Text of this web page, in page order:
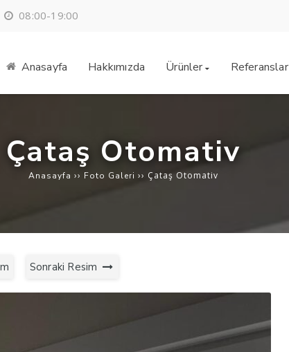
08:00-19:00
Anasayfa Hakkımızda Ürünler Referanslar
Çataş Otomativ
Anasayfa ›› Foto Galeri ›› Çataş Otomativ
Sonraki Resim